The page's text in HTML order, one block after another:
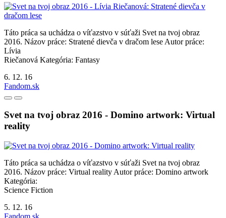
Táto práca sa uchádza o víťazstvo v súťaži Svet na tvoj obraz
2016. Názov práce: Stratené dievča v dračom lese Autor práce:
Lívia
Riečanová Kategória: Fantasy
6. 12. 16
Fandom.sk
Svet na tvoj obraz 2016 - Domino artwork: Virtual
reality
Táto práca sa uchádza o víťazstvo v súťaži Svet na tvoj obraz
2016. Názov práce: Virtual reality Autor práce: Domino artwork
Kategória:
Science Fiction
5. 12. 16
Fandom.sk